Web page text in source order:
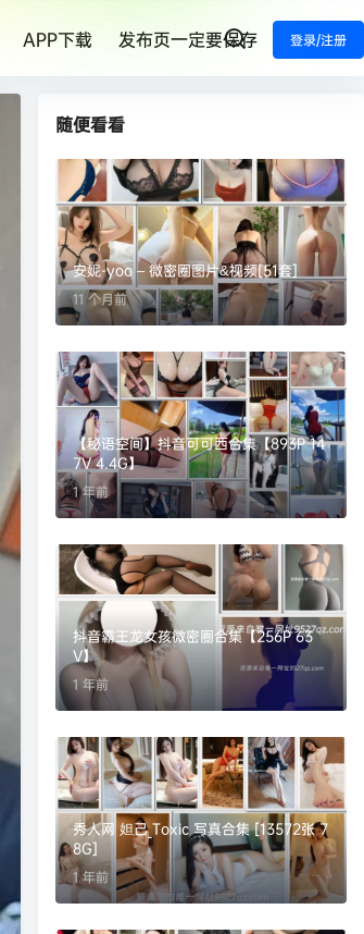
登录/注册
APP下载 发布页一定要保存
随便看看
安妮-yoo – 微密圈图片&视频[51套]
11 个月前
【秘语空间】抖音可可西合集【893P 14
7V 4.4G】
1 年前
抖音霸王龙女孩微密圈合集【256P 63
V】
1 年前
秀人网 妲己_Toxic 写真合集 [13572张 7
8G]
1 年前